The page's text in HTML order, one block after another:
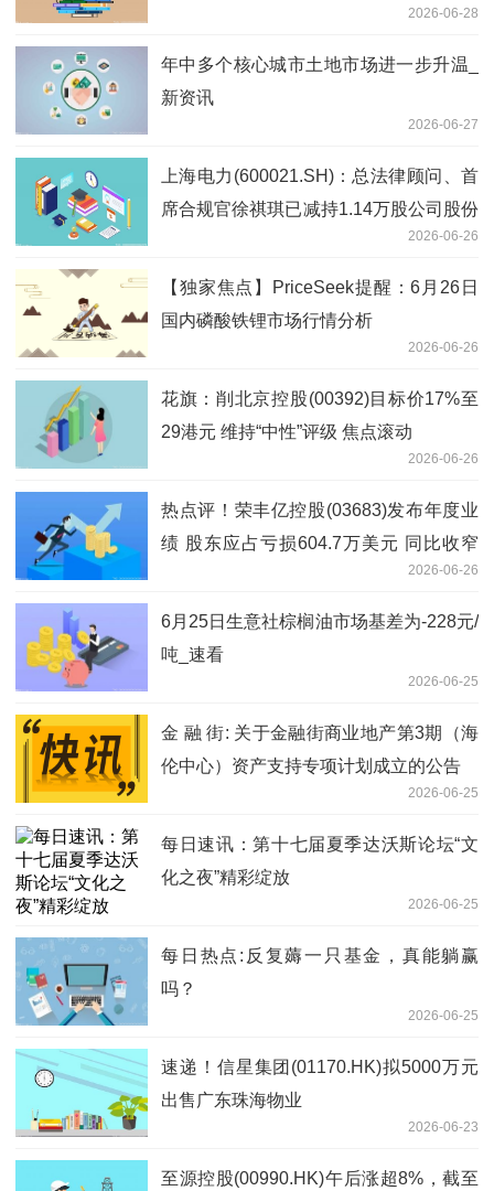
2026-06-28
年中多个核心城市土地市场进一步升温_
新资讯
2026-06-27
上海电力(600021.SH)：总法律顾问、首
席合规官徐祺琪已减持1.14万股公司股份
2026-06-26
【独家焦点】PriceSeek提醒：6月26日
国内磷酸铁锂市场行情分析
2026-06-26
花旗：削北京控股(00392)目标价17%至
29港元 维持“中性”评级 焦点滚动
2026-06-26
热点评！荣丰亿控股(03683)发布年度业
绩 股东应占亏损604.7万美元 同比收窄
2026-06-26
6月25日生意社棕榈油市场基差为-228元/
吨_速看
2026-06-25
金 融 街: 关于金融街商业地产第3期（海
伦中心）资产支持专项计划成立的公告
2026-06-25
每日速讯：第十七届夏季达沃斯论坛“文
化之夜”精彩绽放
2026-06-25
每日热点:反复薅一只基金，真能躺赢
吗？
2026-06-25
速递！信星集团(01170.HK)拟5000万元
出售广东珠海物业
2026-06-23
至源控股(00990.HK)午后涨超8%，截至